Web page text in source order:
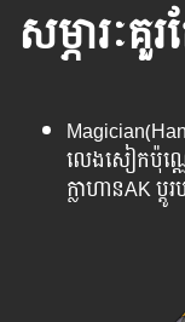
សម្ភារៈគួ
លេងសៀកប៉ុណ្ណ
ក្លាហានAK ប្